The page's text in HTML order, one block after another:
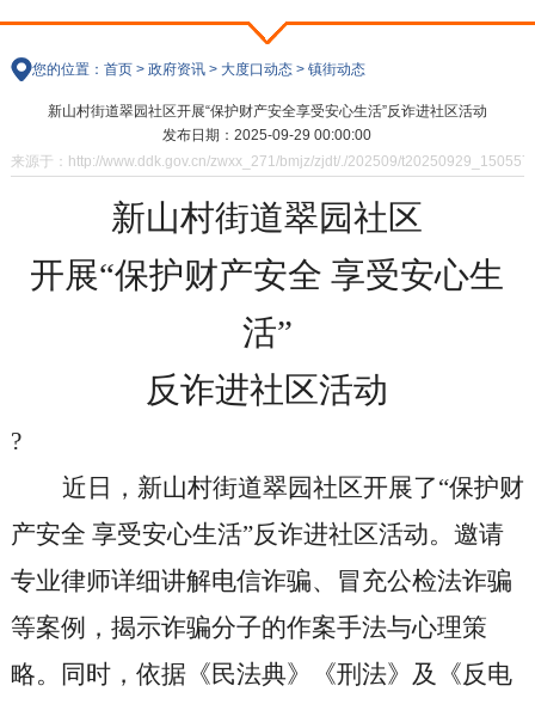
您的位置： 首页> 政府资讯> 大度口动态> 镇街动态
新山村街道翠园社区开展“保护财产安全享受安心生活”反诈进社区活动
发布日期：2025-09-29 00:00:00
来源于：http://www.ddk.gov.cn/zwxx_271/bmjz/zjdt/./202509/
新山村街道翠园社区
开展“保护财产安全 享受安心生
活”
反诈进社区活动
?
近日，新山村街道翠园社区开展了“保护财
产安全 享受安心生活”反诈进社区活动。邀请
专业律师详细讲解电信诈骗、冒充公检法诈骗
等案例，揭示诈骗分子的作案手法与心理策
略。同时，依据《民法典》《刑法》及《反电